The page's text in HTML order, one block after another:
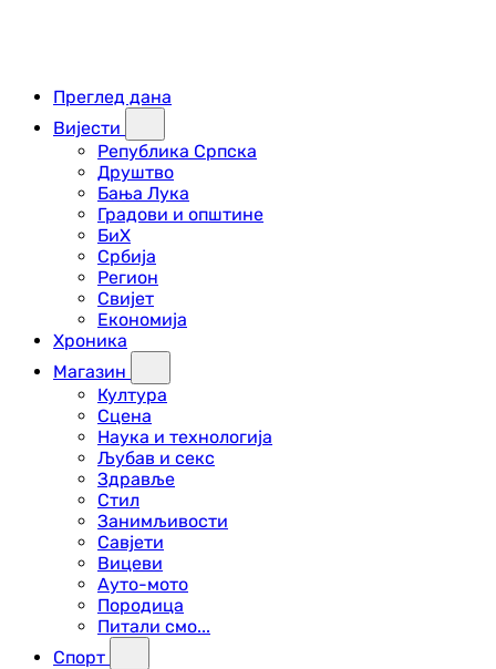
Преглед дана
Вијести
Република Српска
Друштво
Бања Лука
Градови и општине
БиХ
Србија
Регион
Свијет
Економија
Хроника
Магазин
Култура
Сцена
Наука и технологија
Љубав и секс
Здравље
Стил
Занимљивости
Савјети
Вицеви
Ауто-мото
Породица
Питали смо...
Спорт